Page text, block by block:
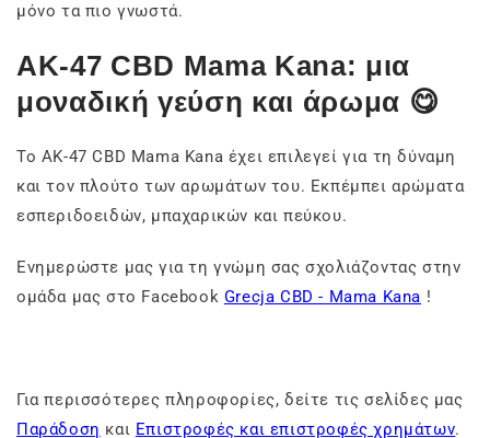
μόνο τα πιο γνωστά.
AK-47 CBD Mama Kana: μια
μοναδική γεύση και άρωμα 😋
Το AK-47 CBD Mama Kana έχει επιλεγεί για τη δύναμη
και τον πλούτο των αρωμάτων του. Εκπέμπει αρώματα
εσπεριδοειδών, μπαχαρικών και πεύκου.
Ενημερώστε μας για τη γνώμη σας σχολιάζοντας στην
ομάδα μας στο Facebook Grecja CBD - Mama Kana !
Για περισσότερες πληροφορίες, δείτε τις σελίδες μας
Παράδοση και Επιστροφές και επιστροφές χρημάτων.